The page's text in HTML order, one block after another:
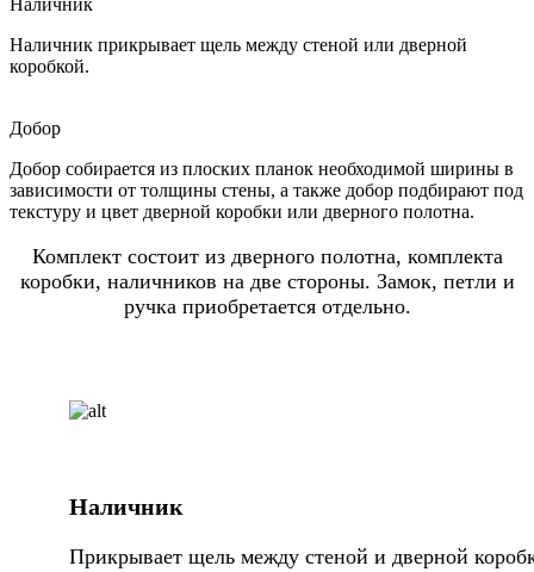
Наличник
Наличник прикрывает щель между стеной или дверной
коробкой.
Добор
Добор собирается из плоских планок необходимой ширины в
зависимости от толщины стены, а также добор подбирают под
текстуру и цвет дверной коробки или дверного полотна.
Комплект состоит из дверного полотна, комплекта
коробки, наличников на две стороны. Замок, петли и
ручка приобретается отдельно.
Наличник
Прикрывает щель между стеной и дверной